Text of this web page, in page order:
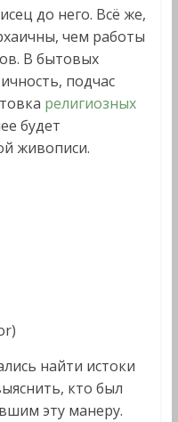
до него. Всё же,
чем работы
В бытовых
подчас
религиозных
будет
живописи.
найти истоки
кто был
эту манеру.